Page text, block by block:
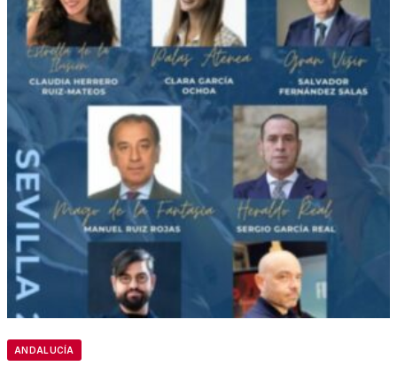
ANDALUCÍA